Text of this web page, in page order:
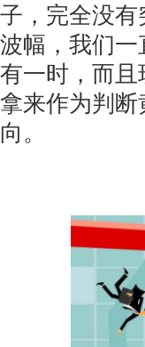
子，完全没有
波幅，我们
有一时，而
拿来作为判
向。